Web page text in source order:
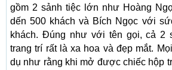
gồm 2 sảnh tiệc lớn như Hoàng
dến 500 khách và Bích Ngọc với
khách. Đúng như với tên gọi, cả 2
trang trí rất là xa hoa và đẹp mắt.
dụ như rằng khi mở được chiếc hộp